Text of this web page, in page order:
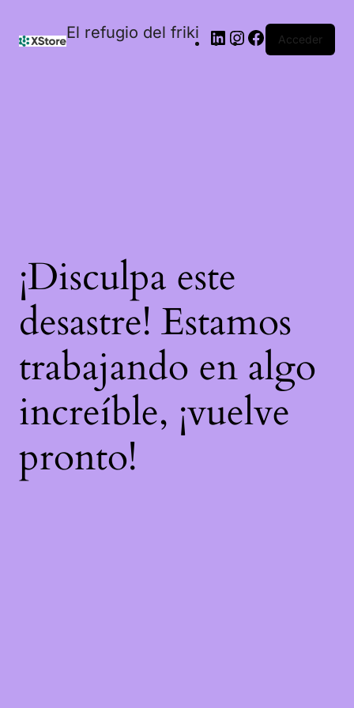
El refugio del friki Acceder
¡Disculpa este
desastre! Estamos
trabajando en algo
increíble, ¡vuelve
pronto!